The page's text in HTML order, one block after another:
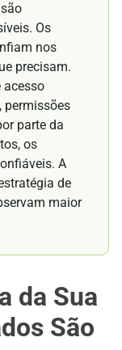
Os
nos
precisam.
acesso
permissões
parte da
os
A
de
maior
da Sua
São